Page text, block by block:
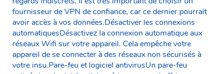
fournisseur de VPN de confiance, car ce dernier pourrait
avoir accès à vos données.Désactiver les connexions
automatiquesDésactivez la connexion automatique aux
réseaux Wifi sur votre appareil. Cela empêche votre
appareil de se connecter à des réseaux non sécurisés à
votre insu.Pare-feu et logiciel antivirusUn pare-feu